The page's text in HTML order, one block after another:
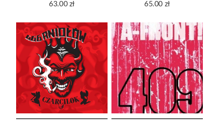
63.00 zł
65.00 zł